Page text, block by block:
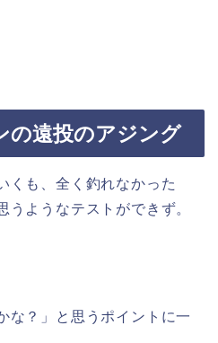
の遠投のアジング
くも、全く釣れなかった
うようなテストができず。
な？」と思うポイントに一